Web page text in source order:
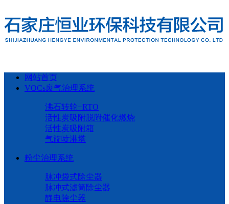
网站首页
VOCs废气治理系统
沸石转轮+RTO
活性炭吸附脱附催化燃烧
活性炭吸附箱
气旋喷淋塔
粉尘治理系统
脉冲袋式除尘器
脉冲式滤筒除尘器
静电除尘器